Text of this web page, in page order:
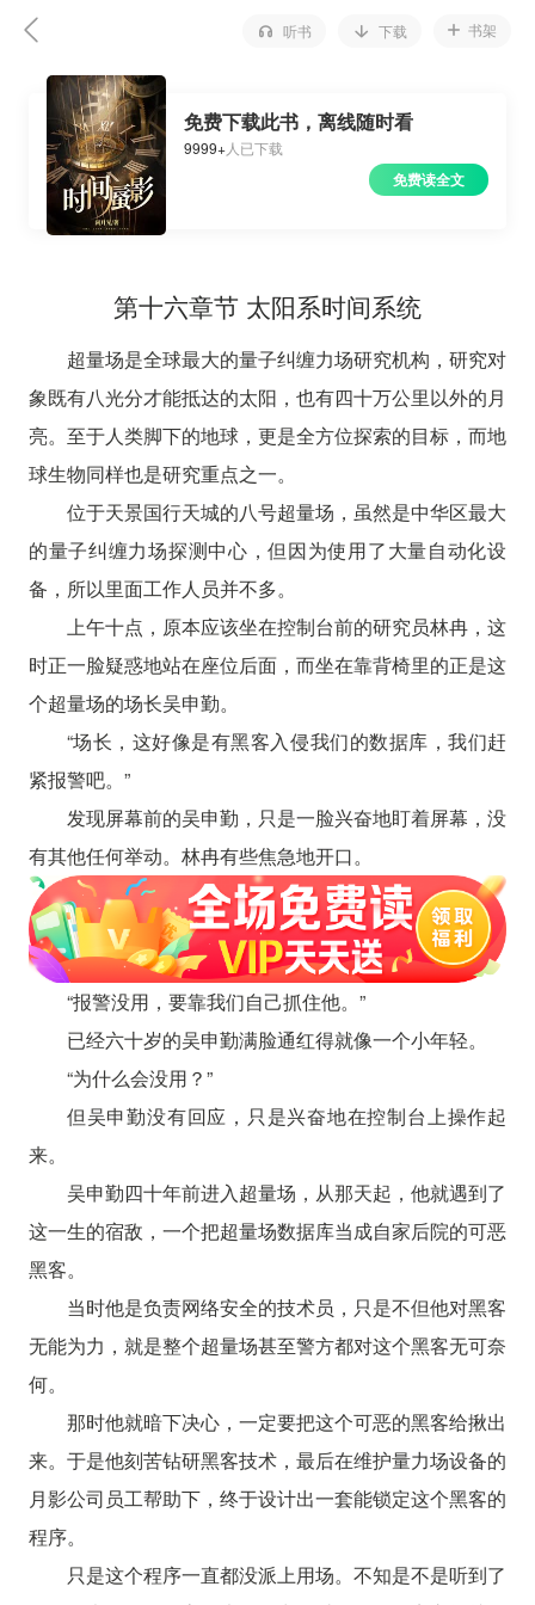
听书 下载 书架
免费下载此书，离线随时看
9999+人已下载
免费读全文
第十六章节 太阳系时间系统
超量场是全球最大的量子纠缠力场研究机构，研究对
象既有八光分才能抵达的太阳，也有四十万公里以外的月
亮。至于人类脚下的地球，更是全方位探索的目标，而地
球生物同样也是研究重点之一。
位于天景国行天城的八号超量场，虽然是中华区最大
的量子纠缠力场探测中心，但因为使用了大量自动化设
备，所以里面工作人员并不多。
上午十点，原本应该坐在控制台前的研究员林冉，这
时正一脸疑惑地站在座位后面，而坐在靠背椅里的正是这
个超量场的场长吴申勤。
“场长，这好像是有黑客入侵我们的数据库，我们赶
紧报警吧。”
发现屏幕前的吴申勤，只是一脸兴奋地盯着屏幕，没
有其他任何举动。林冉有些焦急地开口。
“报警没用，要靠我们自己抓住他。”
已经六十岁的吴申勤满脸通红得就像一个小年轻。
“为什么会没用？”
但吴申勤没有回应，只是兴奋地在控制台上操作起
来。
吴申勤四十年前进入超量场，从那天起，他就遇到了
这一生的宿敌，一个把超量场数据库当成自家后院的可恶
黑客。
当时他是负责网络安全的技术员，只是不但他对黑客
无能为力，就是整个超量场甚至警方都对这个黑客无可奈
何。
那时他就暗下决心，一定要把这个可恶的黑客给揪出
来。于是他刻苦钻研黑客技术，最后在维护量力场设备的
月影公司员工帮助下，终于设计出一套能锁定这个黑客的
程序。
只是这个程序一直都没派上用场。不知是不是听到了